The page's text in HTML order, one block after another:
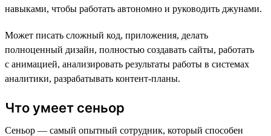
навыками, чтобы работать автономно и руководить джунами.
Может писать сложный код, приложения, делать
полноценный дизайн, полностью создавать сайты, работать
с анимацией, анализировать результаты работы в системах
аналитики, разрабатывать контент-планы.
Что умеет сеньор
Сеньор — самый опытный сотрудник, который способен